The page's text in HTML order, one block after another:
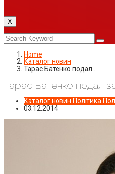
X
Home
Каталог новин
Тарас Батенко подал…
Тарас Батенко подал
Каталог новин Політика
03.12.2014